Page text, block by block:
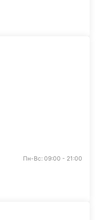
Пн-Вс: 09:00 - 21:00